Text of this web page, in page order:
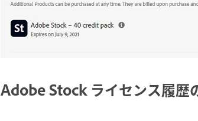
Adobe Stock ライセンス履歴